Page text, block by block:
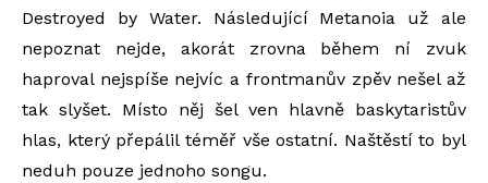
Destroyed by Water. Následující Metanoia už ale
nepoznat nejde, akorát zrovna během ní zvuk
haproval nejspíše nejvíc a frontmanův zpěv nešel až
tak slyšet. Místo něj šel ven hlavně baskytaristův
hlas, který přepálil téměř vše ostatní. Naštěstí to byl
neduh pouze jednoho songu.